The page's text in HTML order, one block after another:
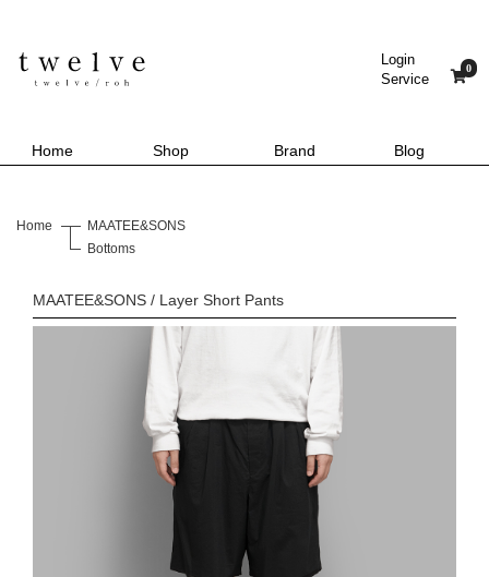
Login
Service
0
Home Shop Brand Blog
Home
MAATEE&SONS
Bottoms
MAATEE&SONS / Layer Short Pants